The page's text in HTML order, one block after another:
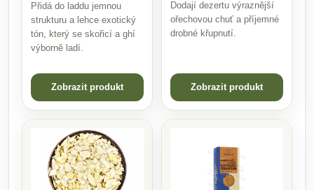
Přidá do laddu jemnou
strukturu a lehce exotický
tón, který se skořicí a ghí
výborně ladí.
Zobrazit produkt
Dodají dezertu výraznější
ořechovou chuť a příjemné
drobné křupnutí.
Zobrazit produkt